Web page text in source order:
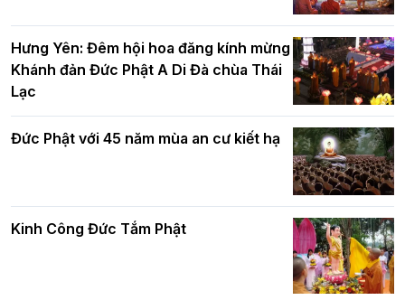
chúc mừng Phật đản BTS GHPGVN TP.
Hà Nội
Hơn 5.000 người tham dự diễu hành,
Tinh thần yêu nước của Phật giáo
Phật giáo chính tín Phần 9: Giải thích
Hưng Yên: Đêm hội hoa đăng kính mừng
Khánh đản Đức Phật A Di Đà chùa Thái
Lạc
Đức Phật với 45 năm mùa an cư kiết hạ
Kinh Công Đức Tắm Phật